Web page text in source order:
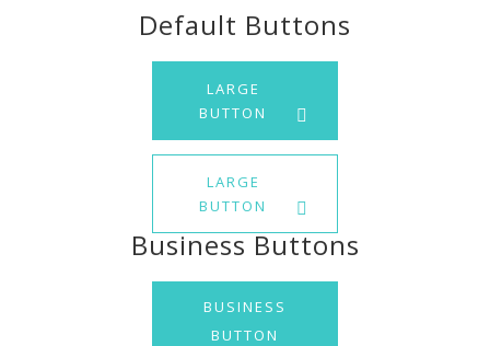
Default Buttons
LARGE
BUTTON
LARGE
BUTTON
Business Buttons
BUSINESS
BUTTON